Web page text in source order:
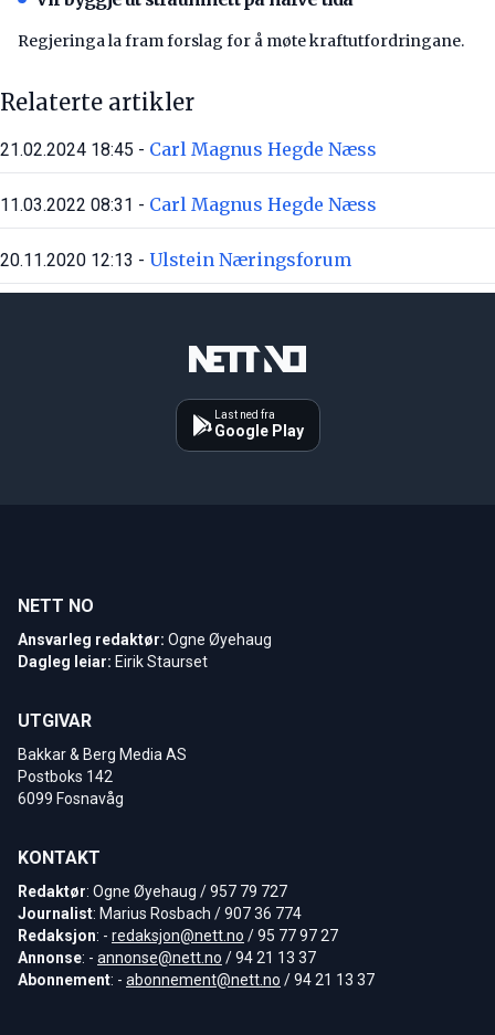
Regjeringa la fram forslag for å møte kraftutfordringane.
Relaterte artikler
21.02.2024 18:45 - Carl Magnus Hegde Næss
11.03.2022 08:31 - Carl Magnus Hegde Næss
20.11.2020 12:13 - Ulstein Næringsforum
Last ned fra
Google Play
NETT NO
Ansvarleg redaktør: Ogne Øyehaug
Dagleg leiar: Eirik Staurset
UTGIVAR
Bakkar & Berg Media AS
Postboks 142
6099 Fosnavåg
KONTAKT
Redaktør: Ogne Øyehaug / 957 79 727
Journalist: Marius Rosbach / 907 36 774
Redaksjon: - redaksjon@nett.no / 95 77 97 27
Annonse: - annonse@nett.no / 94 21 13 37
Abonnement: - abonnement@nett.no / 94 21 13 37